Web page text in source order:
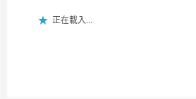
正在載入...